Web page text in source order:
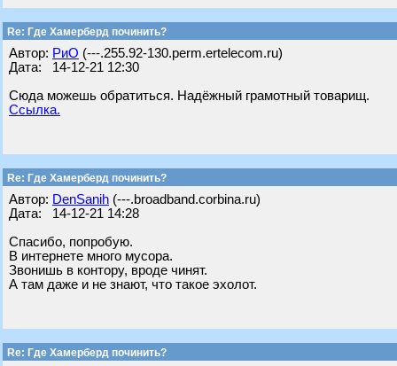
Re: Где Хамерберд починить?
Автор: РиО (---.255.92-130.perm.ertelecom.ru)
Дата: 14-12-21 12:30
Сюда можешь обратиться. Надёжный грамотный товарищ.
Ссылка.
Re: Где Хамерберд починить?
Автор: DenSanih (---.broadband.corbina.ru)
Дата: 14-12-21 14:28
Спасибо, попробую.
В интернете много мусора.
Звонишь в контору, вроде чинят.
А там даже и не знают, что такое эхолот.
Re: Где Хамерберд починить?